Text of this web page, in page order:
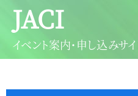
JACI
イベント案内・申し込みサイ